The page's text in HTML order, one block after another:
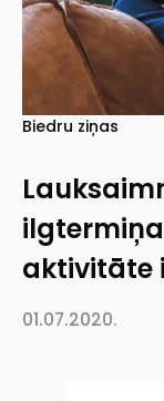
Biedru ziņas
aktivitāte
01.07.2020.